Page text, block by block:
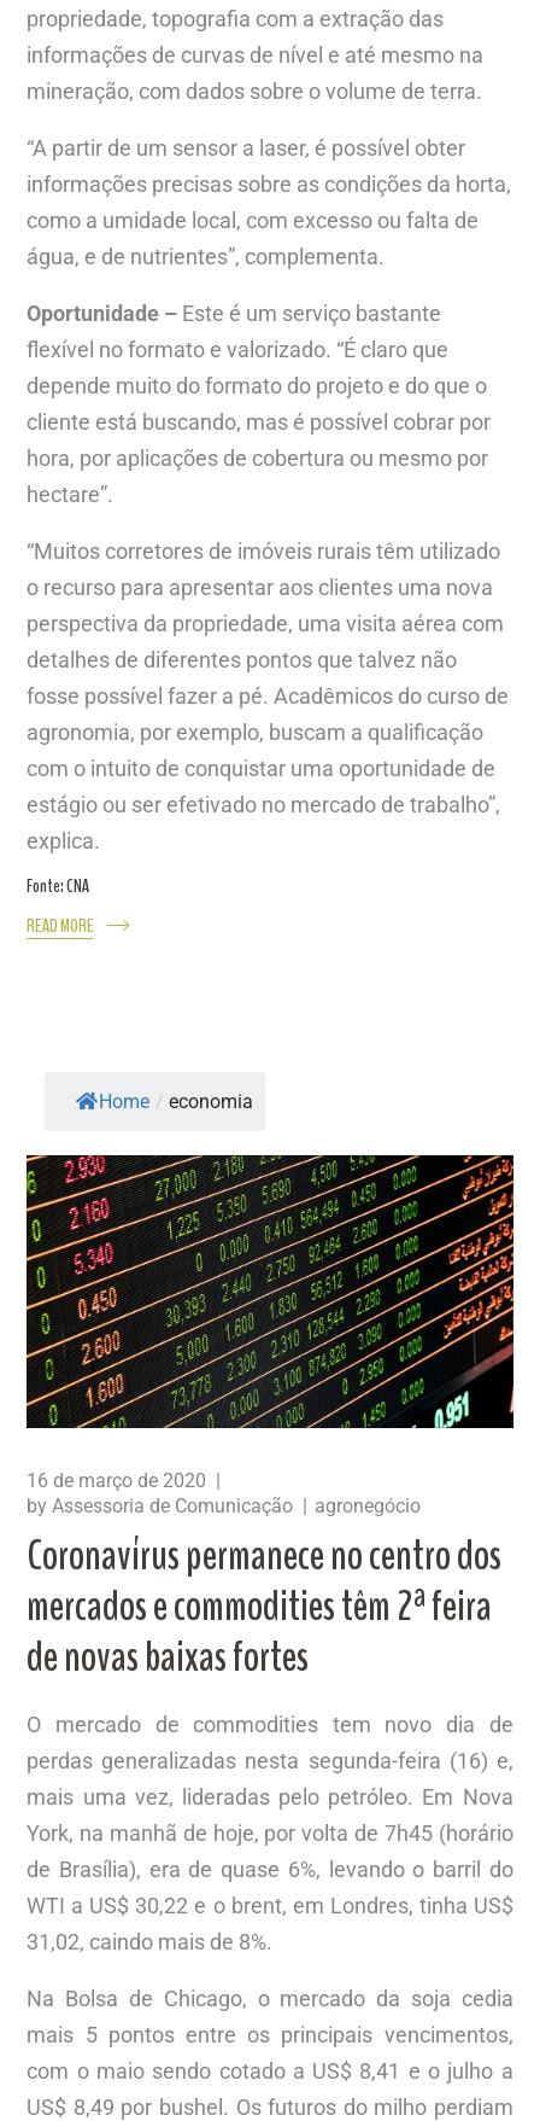
propriedade, topografia com a extração das
informações de curvas de nível e até mesmo na
mineração, com dados sobre o volume de terra.
“A partir de um sensor a laser, é possível obter
informações precisas sobre as condições da horta,
como a umidade local, com excesso ou falta de
água, e de nutrientes”, complementa.
Oportunidade – Este é um serviço bastante
flexível no formato e valorizado. “É claro que
depende muito do formato do projeto e do que o
cliente está buscando, mas é possível cobrar por
hora, por aplicações de cobertura ou mesmo por
hectare”.
“Muitos corretores de imóveis rurais têm utilizado
o recurso para apresentar aos clientes uma nova
perspectiva da propriedade, uma visita aérea com
detalhes de diferentes pontos que talvez não
fosse possível fazer a pé. Acadêmicos do curso de
agronomia, por exemplo, buscam a qualificação
com o intuito de conquistar uma oportunidade de
estágio ou ser efetivado no mercado de trabalho”,
explica.
Fonte: CNA
READ MORE
Home / economia
16 de março de 2020
byAssessoria de Comunicação agronegócio
Coronavírus permanece no centro dos
mercados e commodities têm 2ª feira
de novas baixas fortes
O mercado de commodities tem novo dia de
perdas generalizadas nesta segunda-feira (16) e,
mais uma vez, lideradas pelo petróleo. Em Nova
York, na manhã de hoje, por volta de 7h45 (horário
de Brasília), era de quase 6%, levando o barril do
WTI a US$ 30,22 e o brent, em Londres, tinha US$
31,02, caindo mais de 8%.
Na Bolsa de Chicago, o mercado da soja cedia
mais 5 pontos entre os principais vencimentos,
com o maio sendo cotado a US$ 8,41 e o julho a
US$ 8,49 por bushel. Os futuros do milho perdiam